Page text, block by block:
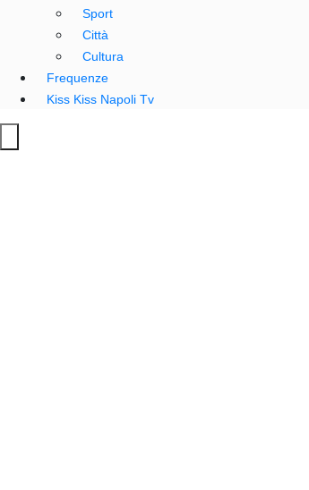
Sport
Città
Cultura
Frequenze
Kiss Kiss Napoli Tv